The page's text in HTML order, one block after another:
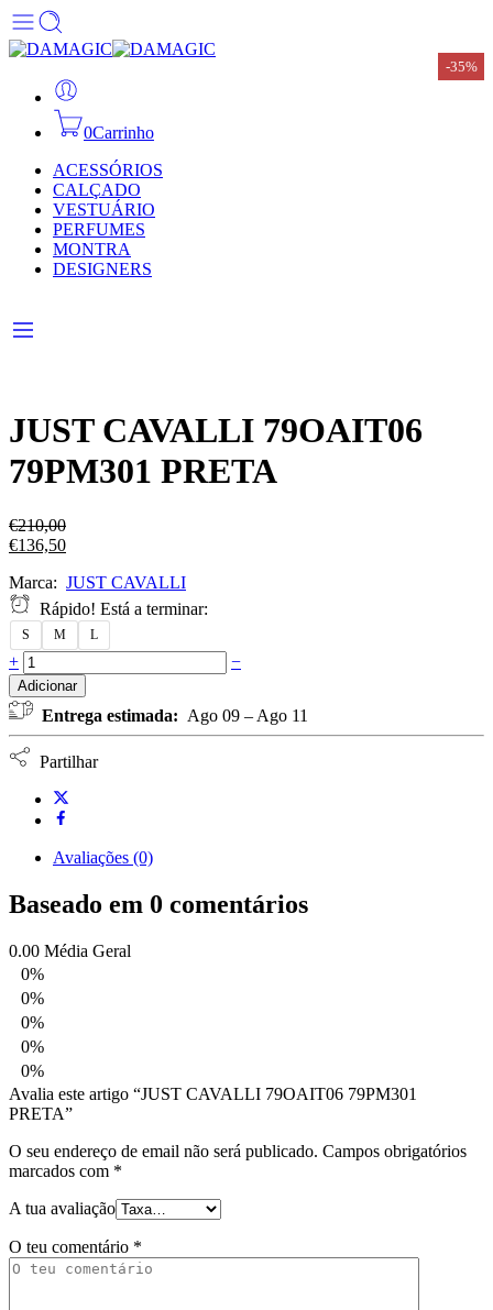
0Carrinho
ACESSÓRIOS
CALÇADO
VESTUÁRIO
PERFUMES
MONTRA
DESIGNERS
JUST CAVALLI 79OAIT06
79PM301 PRETA
€210,00
€136,50
Marca: JUST CAVALLI
Rápido! Está a terminar:
S M L
+ −
Adicionar
Entrega estimada: Ago 09 – Ago 11
Partilhar
Avaliações (0)
Baseado em 0 comentários
0.00 Média Geral
0%
0%
0%
0%
0%
Avalia este artigo “JUST CAVALLI 79OAIT06 79PM301
PRETA”
O seu endereço de email não será publicado. Campos obrigatórios
marcados com *
A tua avaliação
O teu comentário *
-35%
-35%
-35%
-35%
-35%
-35%
-35%